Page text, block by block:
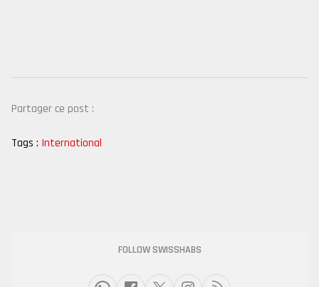
Partager ce post :
Tags : International
FOLLOW SWISSHABS